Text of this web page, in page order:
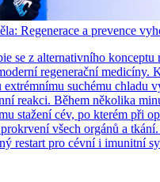
Regenerace a prevence
se z alternativního konceptu
regenerační medicíny.
extrémnímu suchému chladu
reakci. Během několika
stažení cév, po kterém při
všech orgánů a
restart pro cévní i imunitní